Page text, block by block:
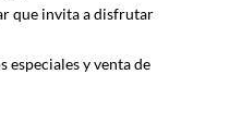
que invita a disfrutar
especiales y venta de